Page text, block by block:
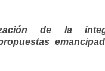
de la